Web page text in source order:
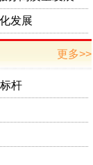
发展
更多>>
杆